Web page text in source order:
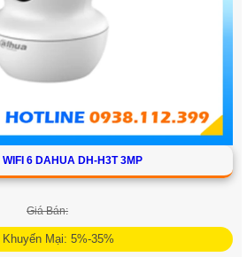
6 DAHUA DH-H3T 3MP
Giá Bán:
Khuyến Mại: 5%-35%